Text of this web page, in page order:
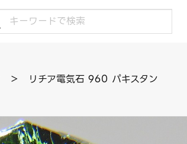
＞ リチア電気石 960 パキスタン